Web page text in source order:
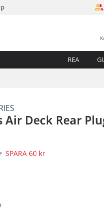
REA
Air Deck Rear
SPARA60 kr